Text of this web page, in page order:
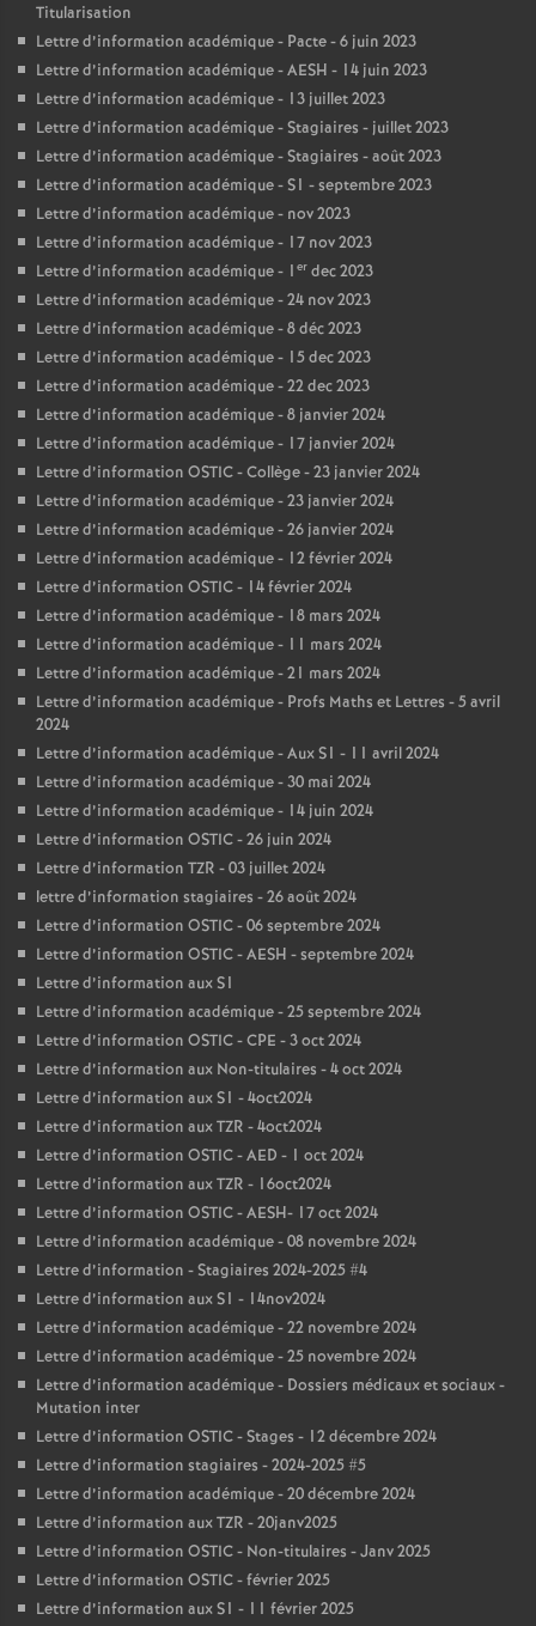
Titularisation
Lettre d’information académique - Pacte - 6 juin 2023
Lettre d’information académique - AESH - 14 juin 2023
Lettre d’information académique - 13 juillet 2023
Lettre d’information académique - Stagiaires - juillet 2023
Lettre d’information académique - Stagiaires - août 2023
Lettre d’information académique - S1 - septembre 2023
Lettre d’information académique - nov 2023
Lettre d’information académique - 17 nov 2023
Lettre d’information académique - 1 er dec 2023
Lettre d’information académique - 24 nov 2023
Lettre d’information académique - 8 déc 2023
Lettre d’information académique - 15 dec 2023
Lettre d’information académique - 22 dec 2023
Lettre d’information académique - 8 janvier 2024
Lettre d’information académique - 17 janvier 2024
Lettre d’information OSTIC - Collège - 23 janvier 2024
Lettre d’information académique - 23 janvier 2024
Lettre d’information académique - 26 janvier 2024
Lettre d’information académique - 12 février 2024
Lettre d’information OSTIC - 14 février 2024
Lettre d’information académique - 18 mars 2024
Lettre d’information académique - 11 mars 2024
Lettre d’information académique - 21 mars 2024
Lettre d’information académique - Profs Maths et Lettres - 5 avril
2024
Lettre d’information académique - Aux S1 - 11 avril 2024
Lettre d’information académique - 30 mai 2024
Lettre d’information académique - 14 juin 2024
Lettre d’information OSTIC - 26 juin 2024
Lettre d’information TZR - 03 juillet 2024
lettre d’information stagiaires - 26 août 2024
Lettre d’information OSTIC - 06 septembre 2024
Lettre d’information OSTIC - AESH - septembre 2024
Lettre d’information aux S1
Lettre d’information académique - 25 septembre 2024
Lettre d’information OSTIC - CPE - 3 oct 2024
Lettre d’information aux Non-titulaires - 4 oct 2024
Lettre d’information aux S1 - 4oct2024
Lettre d’information aux TZR - 4oct2024
Lettre d’information OSTIC - AED - 1 oct 2024
Lettre d’information aux TZR - 16oct2024
Lettre d’information OSTIC - AESH- 17 oct 2024
Lettre d’information académique - 08 novembre 2024
Lettre d’information - Stagiaires 2024-2025 #4
Lettre d’information aux S1 - 14nov2024
Lettre d’information académique - 22 novembre 2024
Lettre d’information académique - 25 novembre 2024
Lettre d’information académique - Dossiers médicaux et sociaux -
Mutation inter
Lettre d’information OSTIC - Stages - 12 décembre 2024
Lettre d’information stagiaires - 2024-2025 #5
Lettre d’information académique - 20 décembre 2024
Lettre d’information aux TZR - 20janv2025
Lettre d’information OSTIC - Non-titulaires - Janv 2025
Lettre d’information OSTIC - février 2025
Lettre d’information aux S1 - 11 février 2025